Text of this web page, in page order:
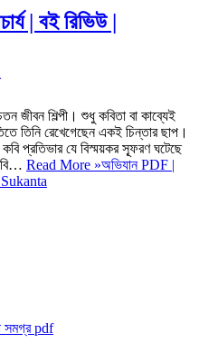
| বই রিভিউ |
জীবন শিল্পী। শুধু কবিতা বা কাব্যেই
তিনি রেখেগেছেন একই চিন্তার ছাপ।
প্রতিভার যে বিস্ময়কর স্ফূরণ ঘটেছে
Read More »অভিযান PDF |
Sukanta